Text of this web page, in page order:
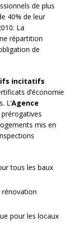
de plus
40% de leur
La
répartition
de
incitatifs
d’économie
L’Agence
mis en
tous les baux
pour les locaux